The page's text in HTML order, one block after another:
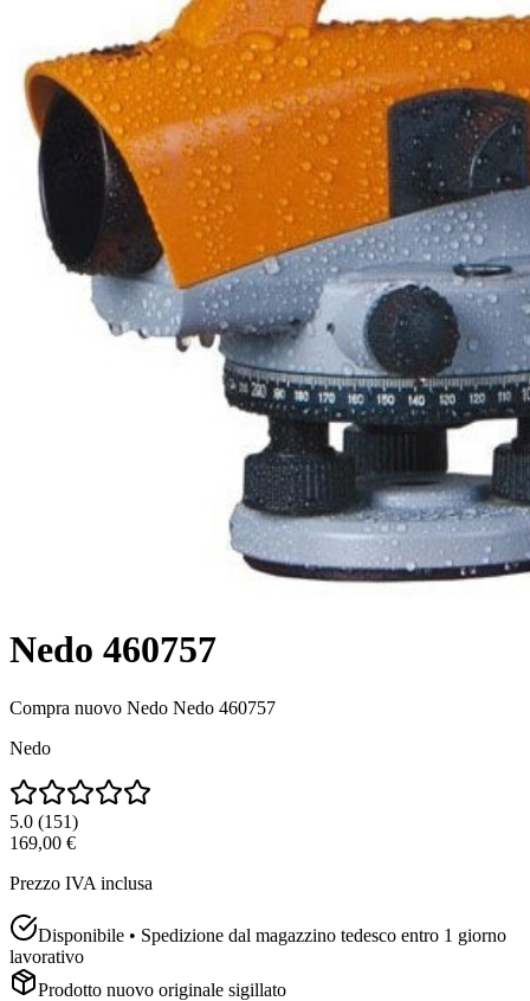
Nedo 460757
Compra nuovo Nedo Nedo 460757
Nedo
5.0 (151)
169,00 €
Prezzo IVA inclusa
Disponibile • Spedizione dal magazzino tedesco entro 1 giorno
lavorativo
Prodotto nuovo originale sigillato